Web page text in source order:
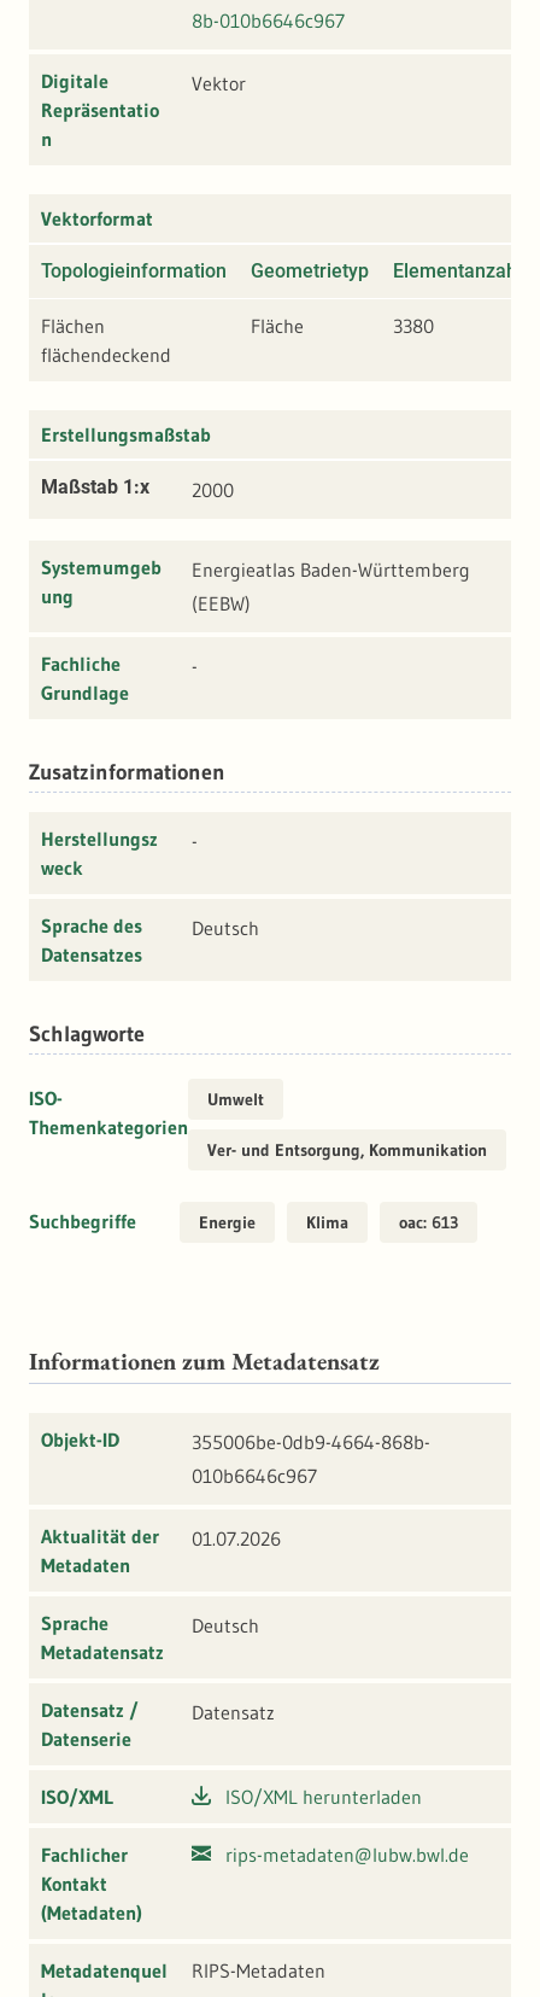
8b-010b6646c967
Digitale
Repräsentatio
n
Vektor
Vektorformat
Topologieinformation Geometrietyp Elementanzahl
Flächen
flächendeckend
Fläche 3380
Erstellungsmaßstab
Maßstab 1:x 2000
Systemumgeb
ung
Energieatlas Baden-Württemberg
(EEBW)
Fachliche
Grundlage
-
Zusatzinformationen
Herstellungsz
weck
-
Sprache des
Datensatzes
Deutsch
Schlagworte
ISO-
Themenkategorien
Umwelt
Ver- und Entsorgung, Kommunikation
Suchbegriffe Energie Klima oac: 613
Informationen zum Metadatensatz
Objekt-ID
355006be-0db9-4664-868b-
010b6646c967
Aktualität der
Metadaten
01.07.2026
Sprache
Metadatensatz
Deutsch
Datensatz /
Datenserie
Datensatz
ISO/XML ISO/XML herunterladen
Fachlicher
Kontakt
(Metadaten)
rips-metadaten@lubw.bwl.de
Metadatenquel
RIPS-Metadaten